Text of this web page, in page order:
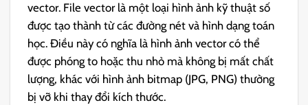
vector. File vector là một loại hình ảnh kỹ thuật số
được tạo thành từ các đường nét và hình dạng toán
học. Điều này có nghĩa là hình ảnh vector có thể
được phóng to hoặc thu nhỏ mà không bị mất chất
lượng, khác với hình ảnh bitmap (JPG, PNG) thường
bị vỡ khi thay đổi kích thước.